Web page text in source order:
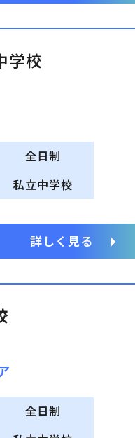
学校
全日制
私立中学校
詳しく見る
全日制